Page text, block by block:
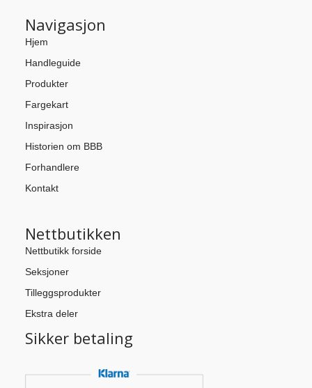
Navigasjon
Hjem
Handleguide
Produkter
Fargekart
Inspirasjon
Historien om BBB
Forhandlere
Kontakt
Nettbutikken
Nettbutikk forside
Seksjoner
Tilleggsprodukter
Ekstra deler
Sikker betaling